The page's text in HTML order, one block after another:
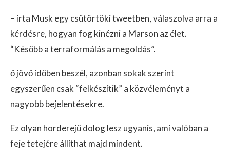
– írta Musk egy csütörtöki tweetben, válaszolva arra a
kérdésre, hogyan fog kinézni a Marson az élet.
“Később a terraformálás a megoldás”.
ő jövő időben beszél, azonban sokak szerint
egyszerűen csak “felkészítik” a közvéleményt a
nagyobb bejelentésekre.
Ez olyan horderejű dolog lesz ugyanis, ami valóban a
feje tetejére állíthat majd mindent.